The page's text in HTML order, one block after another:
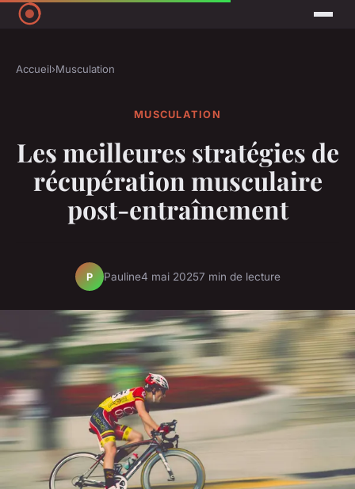
Accueil›Musculation
MUSCULATION
Les meilleures stratégies de
récupération musculaire
post-entraînement
P Pauline4 mai 20257 min de lecture